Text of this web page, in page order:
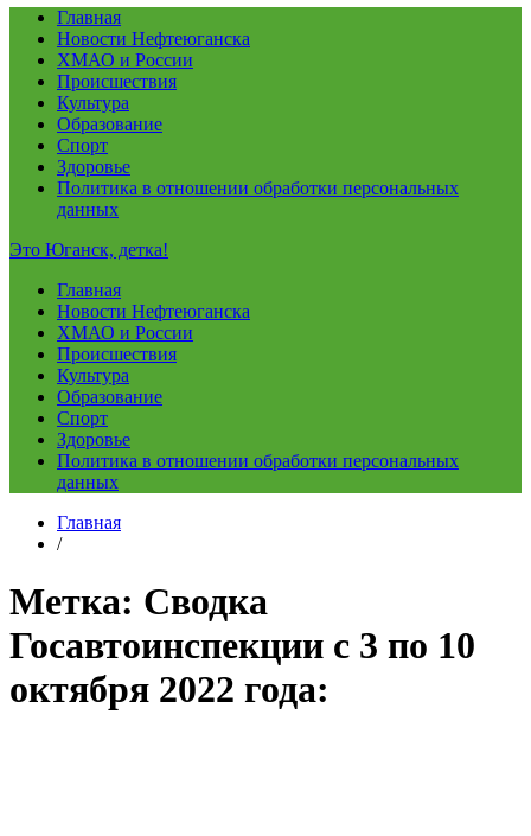
Главная
Новости Нефтеюганска
ХМАО и России
Происшествия
Культура
Образование
Спорт
Здоровье
Политика в отношении обработки персональных
данных
Это Юганск, детка!
Главная
Новости Нефтеюганска
ХМАО и России
Происшествия
Культура
Образование
Спорт
Здоровье
Политика в отношении обработки персональных
данных
Главная
/
Метка: Сводка
Госавтоинспекции с 3 по 10
октября 2022 года: